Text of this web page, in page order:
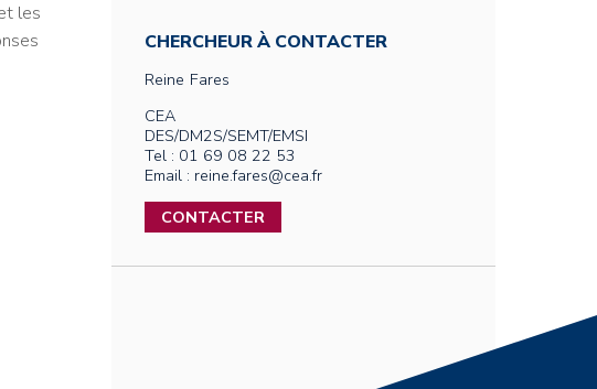
les
CHERCHEUR À CONTACTER
Reine Fares
CEA
DES/DM2S/SEMT/EMSI
Tel : 01 69 08 22 53
Email : reine.fares@cea.fr
CONTACTER